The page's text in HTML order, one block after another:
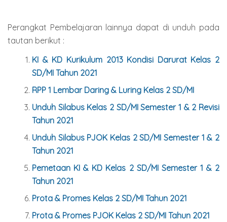
Perangkat Pembelajaran lainnya dapat di unduh pada
tautan berikut :
KI & KD Kurikulum 2013 Kondisi Darurat Kelas 2
SD/MI Tahun 2021
RPP 1 Lembar Daring & Luring Kelas 2 SD/MI
Unduh Silabus Kelas 2 SD/MI Semester 1 & 2 Revisi
Tahun 2021
Unduh Silabus PJOK Kelas 2 SD/MI Semester 1 & 2
Tahun 2021
Pemetaan KI & KD Kelas 2 SD/MI Semester 1 & 2
Tahun 2021
Prota & Promes Kelas 2 SD/MI Tahun 2021
Prota & Promes PJOK Kelas 2 SD/MI Tahun 2021